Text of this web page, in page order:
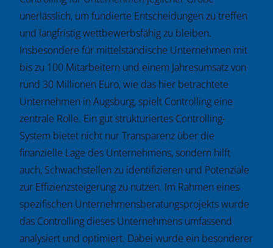
unerlässlich, um fundierte Entscheidungen zu treffen
und langfristig wettbewerbsfähig zu bleiben.
Insbesondere für mittelständische Unternehmen mit
bis zu 100 Mitarbeitern und einem Jahresumsatz von
rund 30 Millionen Euro, wie das hier betrachtete
Unternehmen in Augsburg, spielt Controlling eine
zentrale Rolle. Ein gut strukturiertes Controlling-
System bietet nicht nur Transparenz über die
finanzielle Lage des Unternehmens, sondern hilft
auch, Schwachstellen zu identifizieren und Potenziale
zur Effizienzsteigerung zu nutzen. Im Rahmen eines
spezifischen Unternehmensberatungsprojekts wurde
das Controlling dieses Unternehmens umfassend
analysiert und optimiert. Dabei wurde ein besonderer